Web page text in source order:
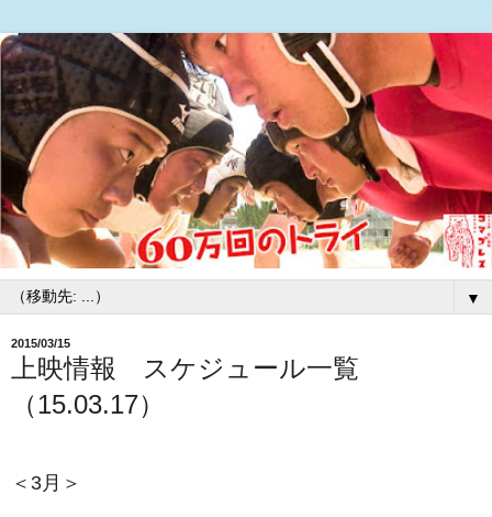
▼
2015/03/15
上映情報 スケジュール一覧
（15.03.17）
＜3月＞